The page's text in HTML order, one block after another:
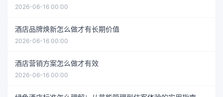
2026-06-16 00:00
酒店品牌焕新怎么做才有长期价值
2026-06-16 00:00
酒店营销方案怎么做才有效
2026-06-16 00:00